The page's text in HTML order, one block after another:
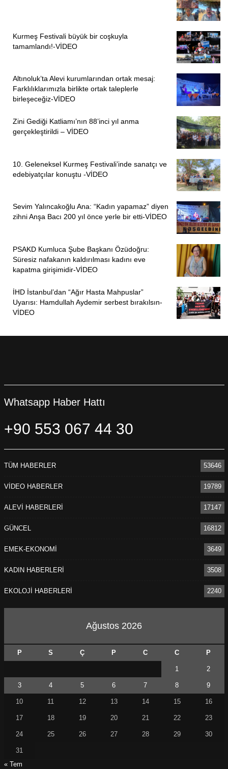
Kurmeş Festivali büyük bir coşkuyla
tamamlandı!-VİDEO
Altınoluk’ta Alevi kurumlarından ortak mesaj:
Farklılıklarımızla birlikte ortak taleplerle
birleşeceğiz-VİDEO
Zini Gediği Katliamı’nın 88’inci yıl anma
gerçekleştirildi – VİDEO
10. Geleneksel Kurmeş Festivali’inde sanatçı ve
edebiyatçılar konuştu -VİDEO
Sevim Yalıncakoğlu Ana: “Kadın yapamaz” diyen
zihni Anşa Bacı 200 yıl önce yerle bir etti-VİDEO
PSAKD Kumluca Şube Başkanı Özüdoğru:
Süresiz nafakanın kaldırılması kadını eve
kapatma girişimidir-VİDEO
İHD İstanbul’dan “Ağır Hasta Mahpuslar”
Uyarısı: Hamdullah Aydemir serbest bırakılsın-
VİDEO
Whatsapp Haber Hattı
+90 553 067 44 30
TÜM HABERLER 53646
VİDEO HABERLER 19789
ALEVİ HABERLERİ 17147
GÜNCEL 16812
EMEK-EKONOMİ 3649
KADIN HABERLERİ 3508
EKOLOJİ HABERLERİ 2240
Ağustos 2026
P S Ç P C C P
1 2
3 4 5 6 7 8 9
10 11 12 13 14 15 16
17 18 19 20 21 22 23
24 25 26 27 28 29 30
31
« Tem